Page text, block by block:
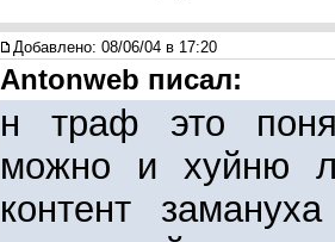
Добавлено: 08/06/04 в 17:20
Antonweb писал:
н траф это
можно и хуйню
контент